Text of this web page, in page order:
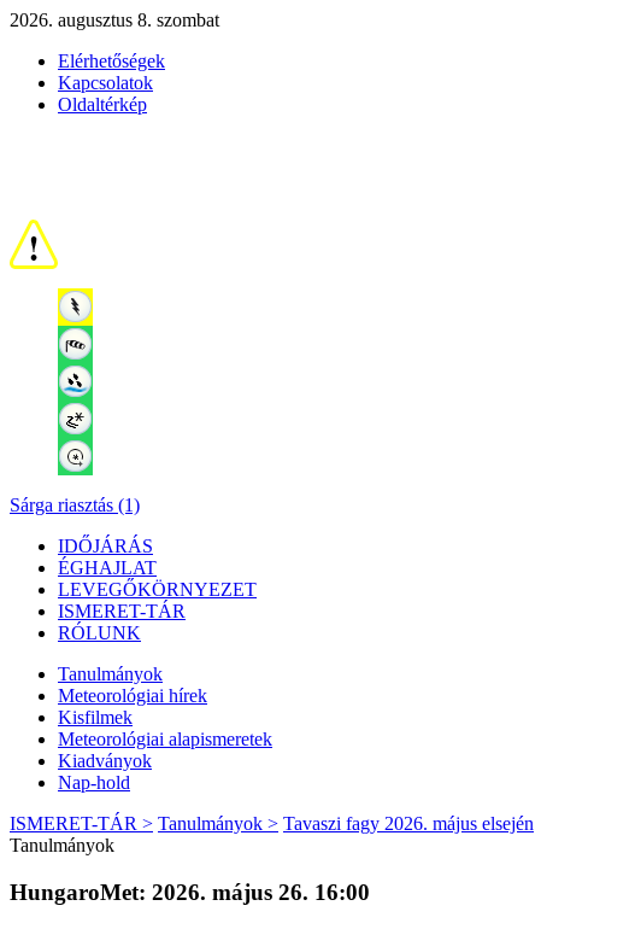
2026. augusztus 8. szombat
Elérhetőségek
Kapcsolatok
Oldaltérkép
Sárga riasztás (1)
IDŐJÁRÁS
ÉGHAJLAT
LEVEGŐKÖRNYEZET
ISMERET-TÁR
RÓLUNK
Tanulmányok
Meteorológiai hírek
Kisfilmek
Meteorológiai alapismeretek
Kiadványok
Nap-hold
ISMERET-TÁR > Tanulmányok > Tavaszi fagy 2026. május elsején
Tanulmányok
HungaroMet: 2026. május 26. 16:00